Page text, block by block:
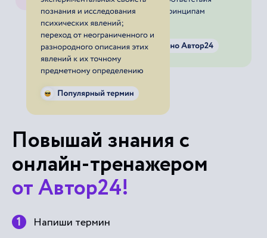
Повышай знания с
онлайн-тренажером
от Автор24!
Напиши термин